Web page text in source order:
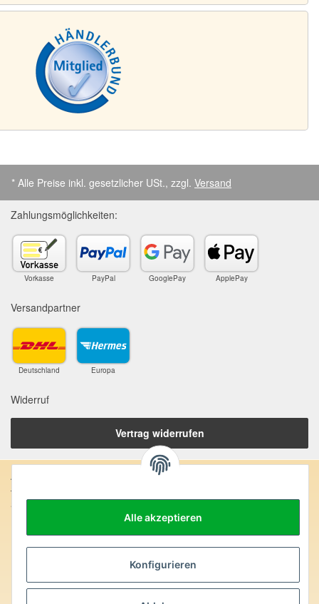
Alle akzeptieren
Konfigurieren
* Alle Preise inkl. gesetzlicher USt., zzgl. Versand
Zahlungsmöglichkeiten:
Vorkasse PayPal GooglePay ApplePay
Versandpartner
Deutschland Europa
Widerruf
Vertrag widerrufen
Anschrift:
SteinZeitOase